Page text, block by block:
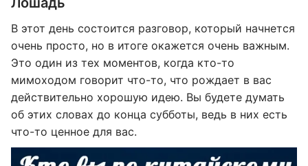
В этот день состоится разговор, который начнется
очень просто, но в итоге окажется очень важным.
Это один из тех моментов, когда кто-то
мимоходом говорит что-то, что рождает в вас
действительно хорошую идею. Вы будете думать
об этих словах до конца субботы, ведь в них есть
что-то ценное для вас.